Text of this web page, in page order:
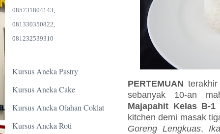
085731804143,
081330350822,
081232539310
Kursus Aneka Pastry
Kursus Aneka Cake
Kursus Aneka Olahan Coklat
Kursus Aneka Roti
PERTEMUAN
sebanyak 10-an
Majapahit Kelas B-1
kitchen demi masak
Goreng Lengkuas,